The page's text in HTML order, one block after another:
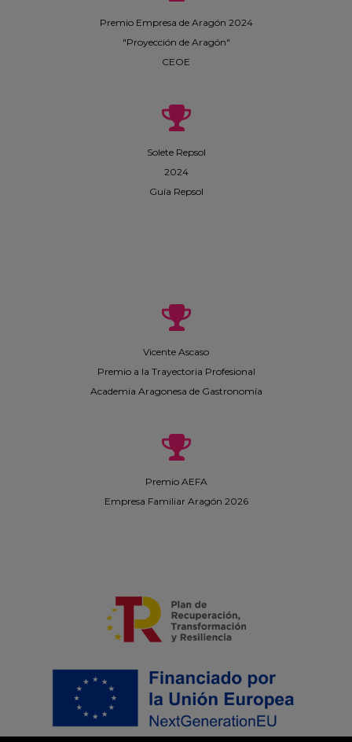
Premio Empresa de Aragón 2024
"Proyección de Aragón"
CEOE
Solete Repsol
2024
Guía Repsol
Vicente Ascaso
Premio a la Trayectoria Profesional
Academia Aragonesa de Gastronomía
Premio AEFA
Empresa Familiar Aragón 2026